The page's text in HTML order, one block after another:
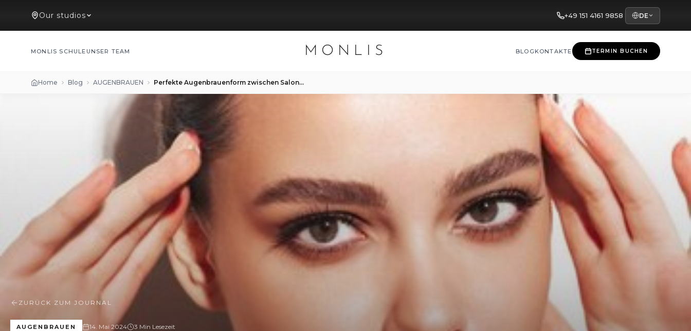
Our studios +49 151 4161 9858 DE
MONLIS SCHULE UNSER TEAM MONLIS BLOG KONTAKTE TERMIN BUCHEN
Home Blog AUGENBRAUEN Perfekte Augenbrauenform zwischen Salonbesuchen bei MONLIS
ZURÜCK ZUM JOURNAL
AUGENBRAUEN 14. Mai 2024 3 Min Lesezeit